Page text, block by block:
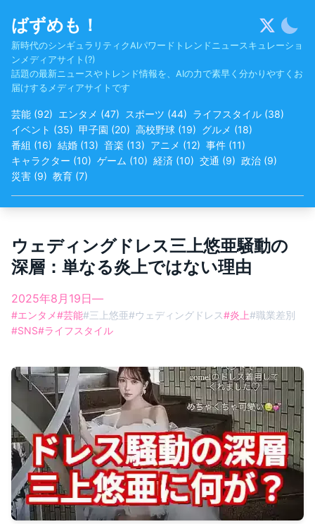
content
ばずめも！
新時代のシンギュラリティクAIパワードトレンドニュースキュレーショ
ンメディアサイト(?)
話題の最新ニュースやトレンド情報を、AIの力で素早く分かりやすくお
届けするメディアサイトです
芸能 (92) エンタメ (47) スポーツ (44) ライフスタイル (38)
イベント (35) 甲子園 (20) 高校野球 (19) グルメ (18)
番組 (16) 結婚 (13) 音楽 (13) アニメ (12) 事件 (11)
キャラクター (10) ゲーム (10) 経済 (10) 交通 (9) 政治 (9)
災害 (9) 教育 (7)
ウェディングドレス三上悠亜騒動の
深層：単なる炎上ではない理由
2025年8月19日—
#エンタメ#芸能#三上悠亜#ウェディングドレス#炎上#職業差別
#SNS#ライフスタイル